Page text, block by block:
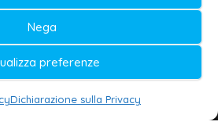
Nega
preferenze
Dichiarazione sulla Privacy
n. 11/2020 Registro della
Tribunale di Lecce
direttore responsabile:
G. Masciullo